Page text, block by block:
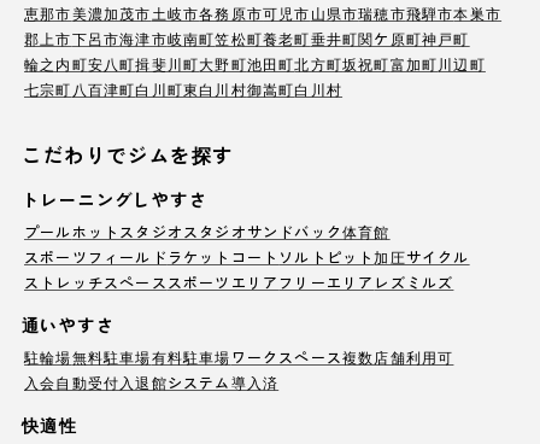
恵那市美濃加茂市土岐市各務原市可児市山県市瑞穂市飛騨市本巣市
郡上市下呂市海津市岐南町笠松町養老町垂井町関ケ原町神戸町
輪之内町安八町揖斐川町大野町池田町北方町坂祝町富加町川辺町
七宗町 八百津町白川町東白川村御嵩町白川村
こだわりでジムを探す
トレーニングしやすさ
プールホットスタジオ スタジオサンドバック体育館
スポーツフィールド ラケットコート ソルトピット加圧サイクル
ストレッチスペース スポーツエリア フリーエリア レズミルズ
通いやすさ
駐輪場無料駐車場有料駐車場ワークスペース複数店舗利用可
入会自動受付 入退館システム導入済
快適性